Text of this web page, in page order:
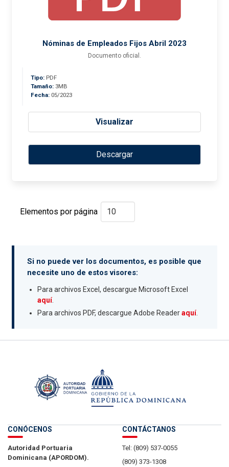
Nóminas de Empleados Fijos Abril 2023
Documento oficial.
Tipo: PDF
Tamaño: 3MB
Fecha: 05/2023
Visualizar
Descargar
Elementos por página
Si no puede ver los documentos, es posible que
necesite uno de estos visores:
Para archivos Excel, descargue Microsoft Excel
aquí.
Para archivos PDF, descargue Adobe Readeraquí.
CONÓCENOS
Autoridad Portuaria
Dominicana (APORDOM).
CONTÁCTANOS
Tel: (809) 537-0055
(809) 373-1308